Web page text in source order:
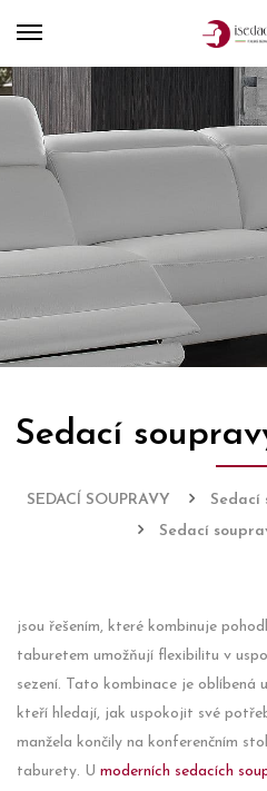
Sedací
SEDACÍ SOUPRAVY
Sedací
Sedací
jsou řešením, které kombinuje
taburetem umožňují flexibilitu v
sezení. Tato kombinace je oblíbená
kteří hledají, jak uspokojit své
manžela končily na konferenčním
taburety. U moderních sedacích